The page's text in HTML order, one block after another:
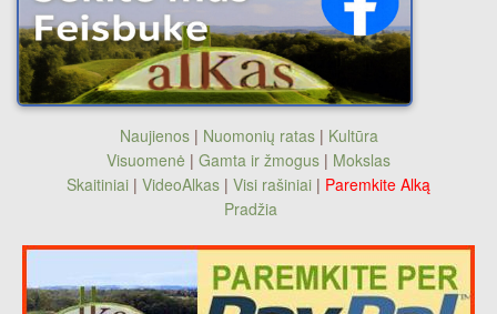
Naujienos| Nuomonių ratas| Kultūra
Visuomenė | Gamta ir žmogus | Mokslas
Skaitiniai | VideoAlkas | Visi rašiniai | Paremkite Alką
Pradžia